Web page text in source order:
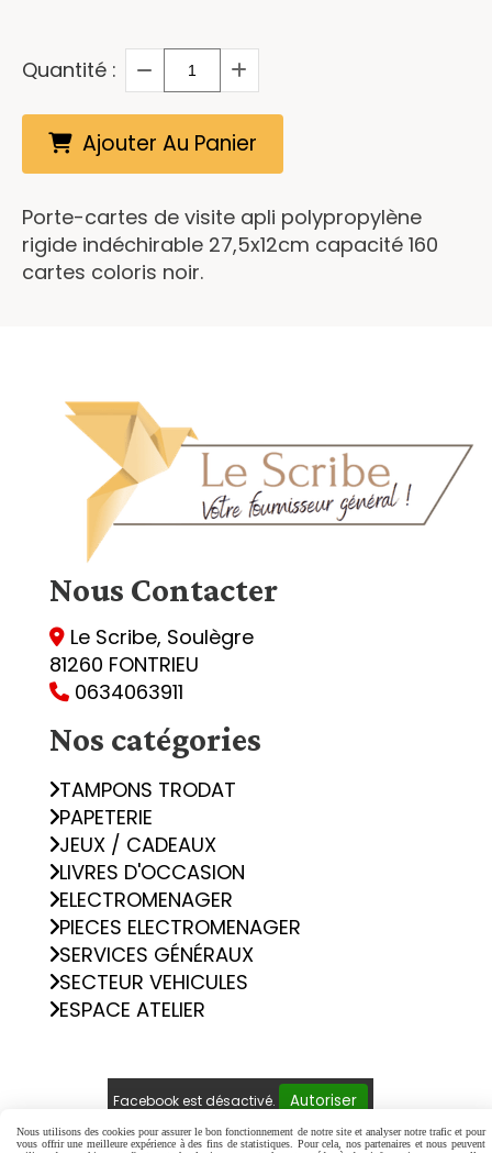
Quantité :
Ajouter Au Panier
Porte-cartes de visite apli polypropylène
rigide indéchirable 27,5x12cm capacité 160
cartes coloris noir.
Nous Contacter
 Le Scribe, Soulègre
81260 FONTRIEU
 0634063911
Nos catégories
TAMPONS TRODAT
PAPETERIE
JEUX / CADEAUX
LIVRES D'OCCASION
ELECTROMENAGER
PIECES ELECTROMENAGER
SERVICES GÉNÉRAUX
SECTEUR VEHICULES
ESPACE ATELIER
Facebook est désactivé. Autoriser
Nous utilisons des cookies pour assurer le bon fonctionnement de notre site et analyser notre trafic et pour
vous offrir une meilleure expérience à des fins de statistiques. Pour cela, nos partenaires et nous peuvent